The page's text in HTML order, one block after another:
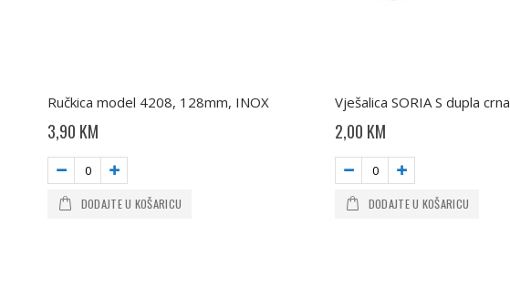
Ručkica model 4208, 128mm, INOX
3,90 KM
DODAJTE U KOŠARICU
Vješalica SORIA S dupla crna
2,00 KM
DODAJTE U KOŠARICU